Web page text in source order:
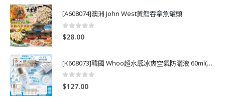
[A608074]澳洲 John West黃鮨吞拿魚罐頭
0
$28.00
[K608073]韓國 Whoo超水感冰爽空氣防曬液 60ml(送13ml*4支)
0
$127.00